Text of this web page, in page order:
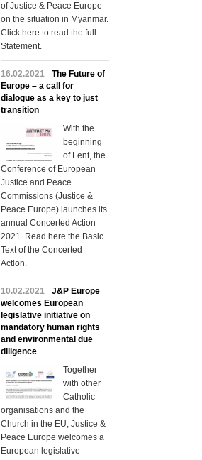
of Justice & Peace Europe
on the situation in Myanmar.
Click here to read the full
Statement.
16.02.2021
The Future of
Europe – a call for
dialogue as a key to just
transition
With the
beginning
of Lent, the
Conference of European
Justice and Peace
Commissions (Justice &
Peace Europe) launches its
annual Concerted Action
2021. Read here the Basic
Text of the Concerted
Action.
10.02.2021
J&P Europe
welcomes European
legislative initiative on
mandatory human rights
and environmental due
diligence
Together
with other
Catholic
organisations and the
Church in the EU, Justice &
Peace Europe welcomes a
European legislative